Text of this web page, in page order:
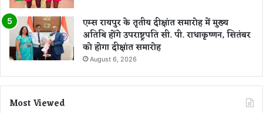
एम्स रायपुर के तृतीय दीक्षांत समारोह में मुख्य
अतिथि होंगे उपराष्ट्रपति सी. पी. राधाकृष्णन, सितंबर
को होगा दीक्षांत समारोह
August 6, 2026
Most Viewed